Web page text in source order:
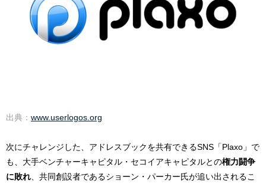
出典： www.userlogos.org
次にチャレンジした、アドレスブックを共有できるSNS「Plaxo」で
も、大手ベンチャーキャピタル・セコイアキャピタルとの権力闘争
に敗れ 、共同創設者であるショーン・パーカー氏が追い出されるこ